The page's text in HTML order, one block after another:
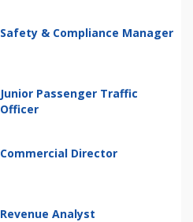
Safety & Compliance Manager
Junior Passenger Traffic
Officer
Commercial Director
Revenue Analyst